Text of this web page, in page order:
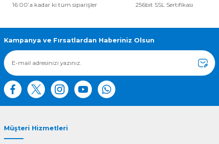
Ürün bilgilerinde hatalar bulunuyor.
Ürün fiyatı diğer sitelerden daha pahalı.
Bu ürüne benzer farklı alternatifler olmalı.
16:00’a kadar ki tüm siparişler
256bit SSL Sertifikası
Kampanya ve Fırsatlardan Haberiniz Olsun
Müşteri Hizmetleri